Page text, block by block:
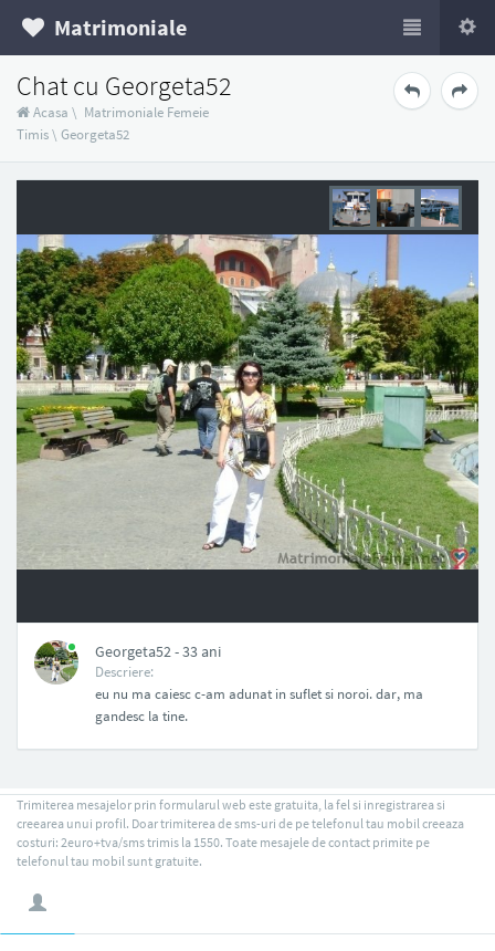
Matrimoniale
Chat cu Georgeta52
Acasa \ Matrimoniale Femeie
Timis\ Georgeta52
Georgeta52 - 33 ani
Descriere:
eu nu ma caiesc c-am adunat in suflet si noroi. dar, ma
gandesc la tine.
Trimiterea mesajelor prin formularul web este gratuita, la fel si inregistrarea si
creearea unui profil. Doar trimiterea de sms-uri de pe telefonul tau mobil creeaza
costuri: 2euro+tva/sms trimis la 1550. Toate mesajele de contact primite pe
telefonul tau mobil sunt gratuite.